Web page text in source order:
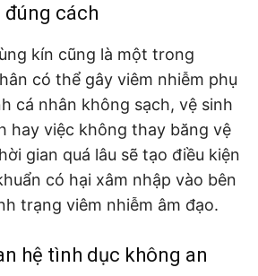
đúng cách
kín cũng là một trong
có thể gây viêm nhiễm phụ
cá nhân không sạch, vệ sinh
hay việc không thay băng vệ
gian quá lâu sẽ tạo điều kiện
có hại xâm nhập vào bên
trạng viêm nhiễm âm đạo.
hệ tình dục không an